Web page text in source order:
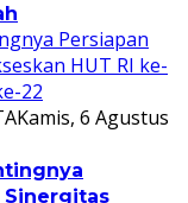
Kamis, 6 Agustus
Sinergitas